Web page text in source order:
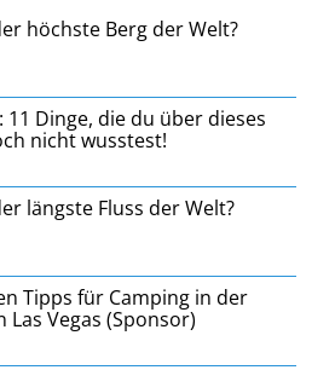
höchste Berg der Welt?
11 Dinge, die du über dieses
nicht wusstest!
längste Fluss der Welt?
Tipps für Camping in der
Las Vegas (Sponsor)